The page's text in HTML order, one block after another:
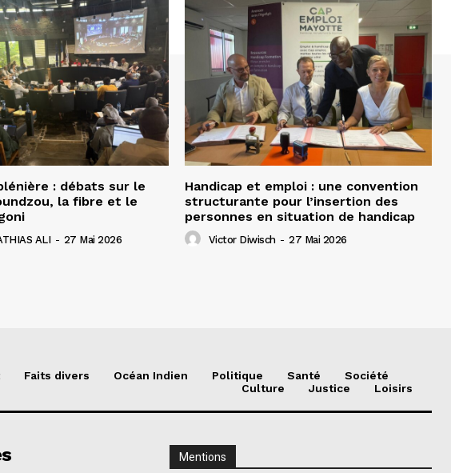
: débats sur le
la fibre et le
ALI - 27 Mai 2026
Handicap et emploi : une convention
structurante pour l’insertion des
personnes en situation de handicap
Victor Diwisch - 27 Mai 2026
Faits divers Océan Indien Politique Santé
Société
Culture
Justice Loisirs
Mentions